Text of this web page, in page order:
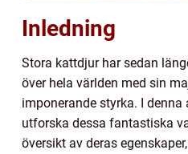
Inledning
Stora kattdjur har sedan
över hela världen med sin
imponerande styrka. I
utforska dessa fantastiska
översikt av deras